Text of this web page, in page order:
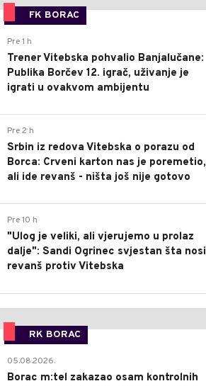
FK BORAC
Pre 1 h
Trener Vitebska pohvalio Banjalučane:
Publika Borčev 12. igrač, uživanje je
igrati u ovakvom ambijentu
Pre 2 h
Srbin iz redova Vitebska o porazu od
Borca: Crveni karton nas je poremetio,
ali ide revanš - ništa još nije gotovo
Pre 10 h
"Ulog je veliki, ali vjerujemo u prolaz
dalje": Sandi Ogrinec svjestan šta nosi
revanš protiv Vitebska
RK BORAC
05.08.2026.
Borac m:tel zakazao osam kontrolnih